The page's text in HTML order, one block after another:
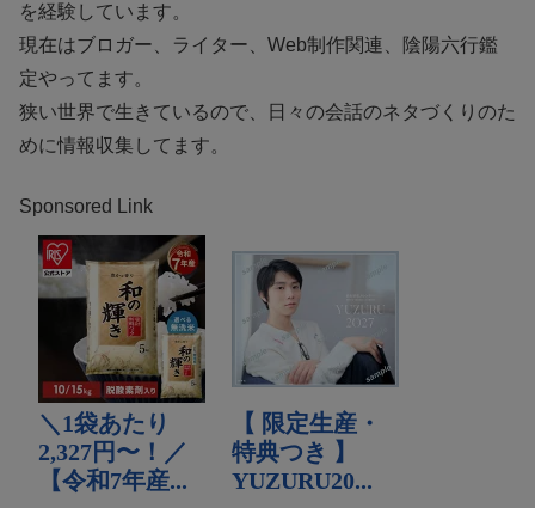
を経験しています。
現在はブロガー、ライター、Web制作関連、陰陽六行鑑
定やってます。
狭い世界で生きているので、日々の会話のネタづくりのた
めに情報収集してます。
Sponsored Link